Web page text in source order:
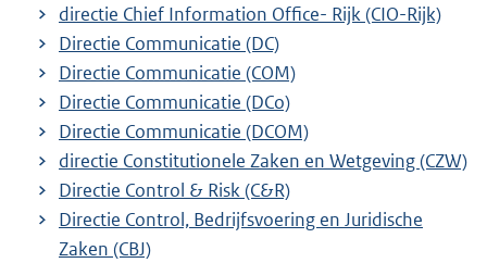
directie Chief Information Office- Rijk (CIO-Rijk)
Directie Communicatie (DC)
Directie Communicatie (COM)
Directie Communicatie (DCo)
Directie Communicatie (DCOM)
directie Constitutionele Zaken en Wetgeving (CZW)
Directie Control & Risk (C&R)
Directie Control, Bedrijfsvoering en Juridische
Zaken (CBJ)